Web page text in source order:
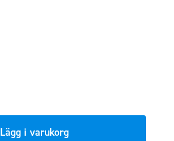
Lägg i varukorg